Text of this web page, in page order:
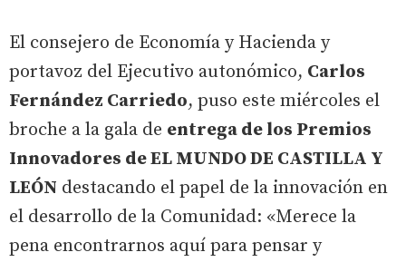
El consejero de Economía y Hacienda y
portavoz del Ejecutivo autonómico, Carlos
Fernández Carriedo, puso este miércoles el
broche a la gala de entrega de los Premios
Innovadores de EL MUNDO DE CASTILLA Y
LEÓN destacando el papel de la innovación en
el desarrollo de la Comunidad: «Merece la
pena encontrarnos aquí para pensar y